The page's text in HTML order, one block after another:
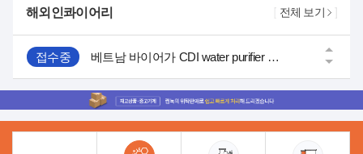
해외인콰이어리
접수중 미국 바이어가 나이트로셀룰로스 제품을 찾고 있습니다.
접수중 베트남 바이어가 CDI water purifier 제품을 찾고 있습니다.
멕시코 바이어가 Rubber Adhesive 제품을 찾고 있습니다.
미국 바이어가 Hardener 경화제 TR400 제품을 찾고 있습니다.
전체 보기